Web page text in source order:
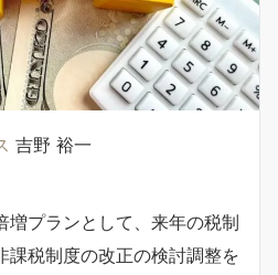
吉野 裕一
増プランとして、来年の税制
課税制度の改正の検討調整を